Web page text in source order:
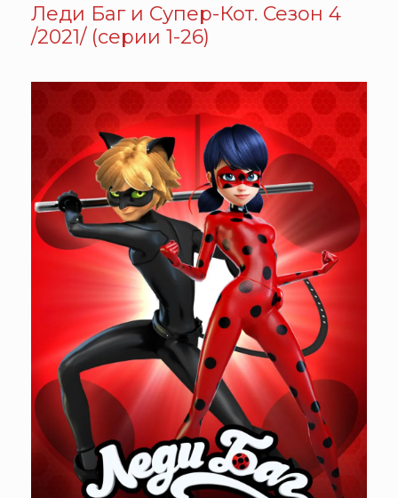
Леди Баг и Супер-Кот. Сезон 4
/2021/ (серии 1-26)